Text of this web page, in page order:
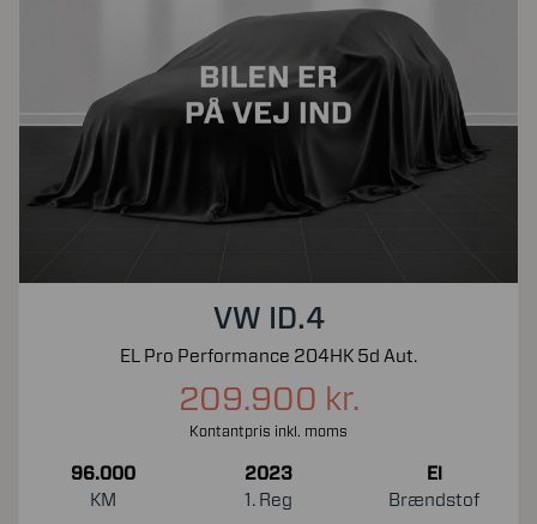
VW ID.4
EL Pro Performance 204HK 5d Aut.
209.900 kr.
Kontantpris inkl. moms
96.000
KM
2023
1. Reg
El
Brændstof